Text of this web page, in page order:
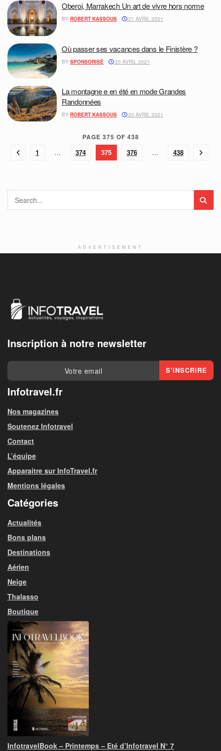
Oberoi, Marrakech Un art de vivre hors norme
BY ROBERT KASSOUS 21 AVRIL 2021
Où passer ses vacances dans le Finistère ?
BY SPONSORISÉ 20 AVRIL 2021
La montagne e en été en mode Grandes
Randonnées
BY ROBERT KASSOUS 20 AVRIL 2021
PAGE 375 OF 438
1 … 374 375 376 … 438
ADVERTISEMENT
Inscription à notre newsletter
Infotravel.fr
Nos magazines
Soutenez Infotravel
Contact
L’équipe
Apparaitre sur InfoTravel.fr
Mentions légales
Catégories
Actualités
Bons plans
Destinations
Aérien
Neige
Thalasso
Boutique
InfotravelBook – Printemps – Eté d’Infotravel N° 7